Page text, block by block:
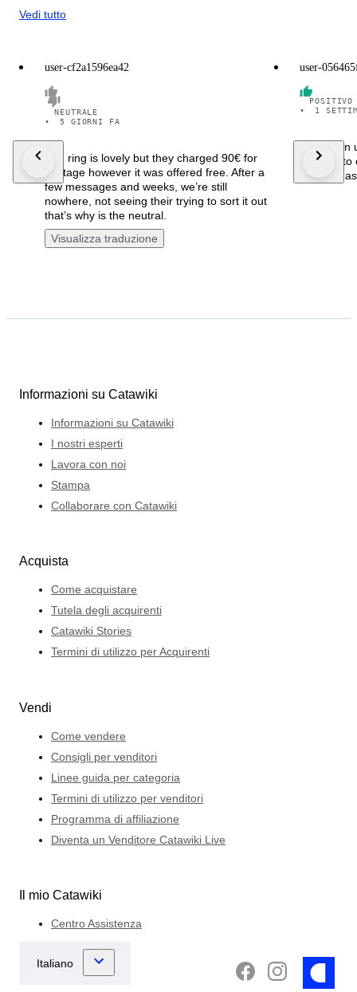
Vedi tutto
user-cf2a1596ea42
NEUTRALE
•
5 GIORNI FA
The ring is lovely but they charged 90€ for
postage however it was offered free. After a
few messages and weeks, we’re still
nowhere, not seeing their trying to sort it out
that’s why is the neutral.
Visualizza traduzione
user-
POSITIVO
•
1
Arrivato
ben
Sono
Informazioni su Catawiki
Informazioni su Catawiki
I nostri esperti
Lavora con noi
Stampa
Collaborare con Catawiki
Acquista
Come acquistare
Tutela degli acquirenti
Catawiki Stories
Termini di utilizzo per Acquirenti
Vendi
Come vendere
Consigli per venditori
Linee guida per categoria
Termini di utilizzo per venditori
Programma di affiliazione
Diventa un Venditore Catawiki Live
Il mio Catawiki
Centro Assistenza